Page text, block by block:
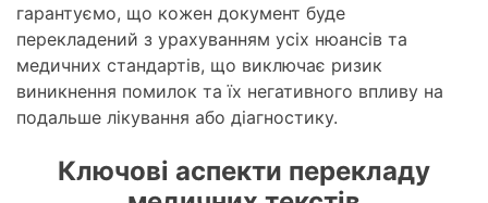
гарантуємо, що кожен документ буде
перекладений з урахуванням усіх нюансів та
медичних стандартів, що виключає ризик
виникнення помилок та їх негативного впливу на
подальше лікування або діагностику.
Ключові аспекти перекладу